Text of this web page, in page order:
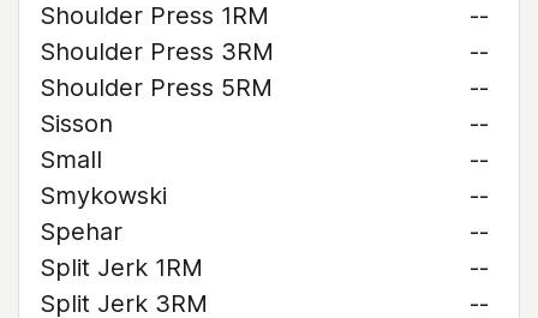
Shoulder Press 1RM
--
Shoulder Press 3RM
--
Shoulder Press 5RM
--
Sisson
--
Small
--
Smykowski
--
Spehar
--
Split Jerk 1RM
--
Split Jerk 3RM
--